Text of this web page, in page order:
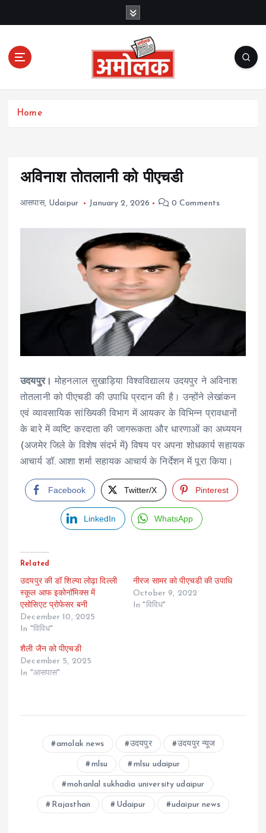
c
Amolak News
Home
अविनाश तोतलानी को पीएचडी
आसपास, Udaipur January 2, 2026 0 Comments
उदयपुर।
मोहनलाल सुखाड़िया विश्वविद्यालय उदयपुर ने अविनाश
तोतलानी को पीएचडी की उपाधि प्रदान की है। उन्होंने लेखांकन
एवं व्यावसायिक सांख्यिकी विभाग में आयकर के विभिन्न प्रावधानों
के बारे में व्यष्टि करदाता की जागरूकता और धारणाओं का अध्ययन
(अजमेर जिले के विशेष संदर्भ में) विषय पर अपना शोधकार्य सहायक
आचार्य डॉ. आशा शर्मा सहायक आचार्य के निर्देशन में पूरा किया।
Facebook Twitter/X Pinterest
LinkedIn WhatsApp
Related
उदयपुर की डॉ शिल्पा लोढ़ा दिल्ली
स्कूल आफ इकोनॉमिक्स में
एसोसिएट प्रोफेसर बनी
December 10, 2025
In "विविध"
नीरज सामर को पीएचडी की उपाधि
October 9, 2022
In "विविध"
शैली जैन को पीएचडी
December 5, 2025
In "आसपास"
amolak news उदयपुर उदयपुर न्यूज
mlsu mlsu udaipur
mohanlal sukhadia university udaipur
Rajasthan Udaipur udaipur news